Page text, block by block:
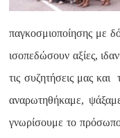
παγκοσμιοποίησης με
ισοπεδώσουν αξίες,
τις συζητήσεις μας και
αναρωτηθήκαμε,
γνωρίσουμε το